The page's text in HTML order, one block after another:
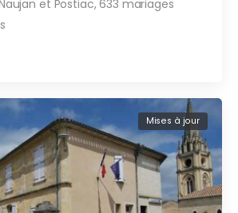
et Postiac, 633 mariages
Mises à jour